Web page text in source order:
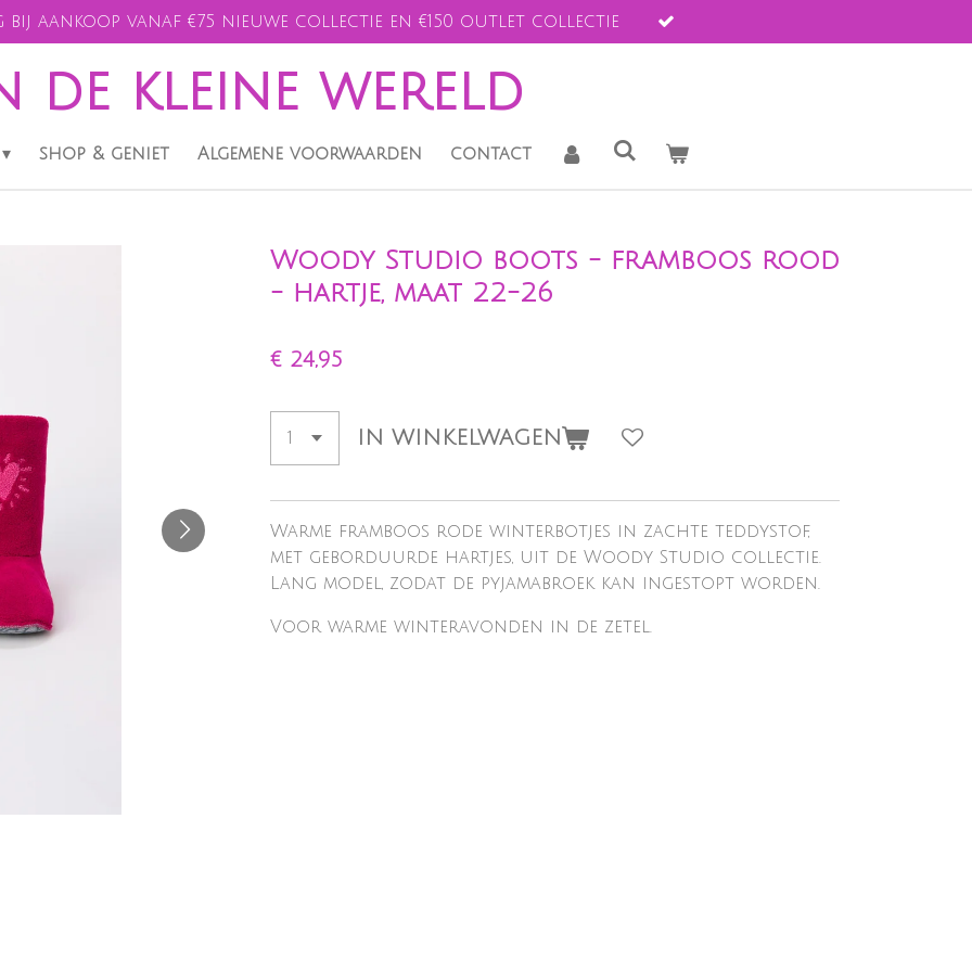
bij aankoop vanaf €75 nieuwe collectie en €150 outlet collectie
de kleine wereld
shop & geniet Algemene voorwaarden contact
Woody Studio boots - framboos rood
- hartje, maat 22-26
€ 24,95
IN WINKELWAGEN
Warme framboos rode winterbotjes in zachte teddystof,
met geborduurde hartjes, uit de Woody Studio collectie.
Lang model, zodat de pyjamabroek kan ingestopt worden.
Voor warme winteravonden in de zetel.